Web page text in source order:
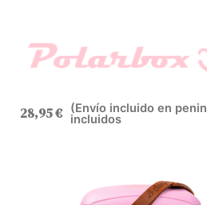
28,95€ (Envío incluido en
incluidos